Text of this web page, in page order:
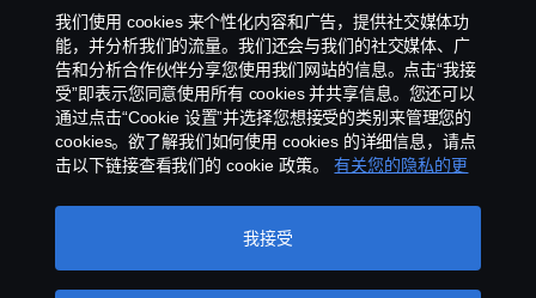
京ICP备11044648号
Cookie政策
Cookie 设置
我们使用 cookies 来个性化内容和广告，提供社交媒体功
能，并分析我们的流量。我们还会与我们的社交媒体、广
告和分析合作伙伴分享您使用我们网站的信息。点击“我接
受”即表示您同意使用所有 cookies 并共享信息。您还可以
通过点击“Cookie 设置”并选择您想接受的类别来管理您的
cookies。欲了解我们如何使用 cookies 的详细信息，请点
击以下链接查看我们的 cookie 政策。
有关您的隐私的更
我接受